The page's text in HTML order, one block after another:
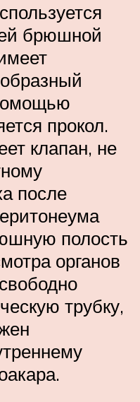
брюшной
прокол.
клапан, не
после
полость
органов
трубку,